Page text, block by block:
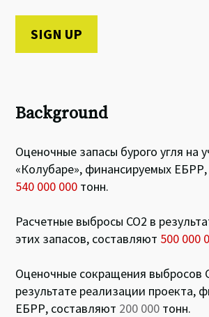
Background
Оценочные запасы бурого угля на
«Колубаре», финансируемых
540 000 000 тонн.
Расчетные выбросы СО2 в
этих запасов, составляют 500 000
Оценочные сокращения выбросов
результате реализации проекта,
ЕБРР, составляют 200 000 тонн.